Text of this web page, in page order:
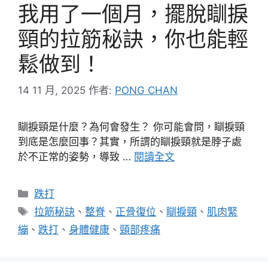
我用了一個月，擺脫瞓捩
頸的拉筋秘訣，你也能輕
鬆做到！
14 11 月, 2025 作者: PONG CHAN
瞓捩頸是什麼？為何會發生？ 你可能會問，瞓捩頸
到底是怎麼回事？其實，所謂的瞓捩頸就是脖子處
於不正常的姿勢，導致 … 閱讀全文
分
類
跌打
標
籤
拉筋秘訣 、整脊 、 正骨復位 、 瞓捩頸 、 肌肉緊
繃 、 跌打 、 身體健康 、 頸部疼痛